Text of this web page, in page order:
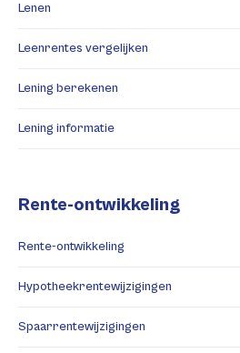
Lenen
Leenrentes vergelijken
Lening berekenen
Lening informatie
Rente-ontwikkeling
Rente-ontwikkeling
Hypotheekrentewijzigingen
Spaarrentewijzigingen